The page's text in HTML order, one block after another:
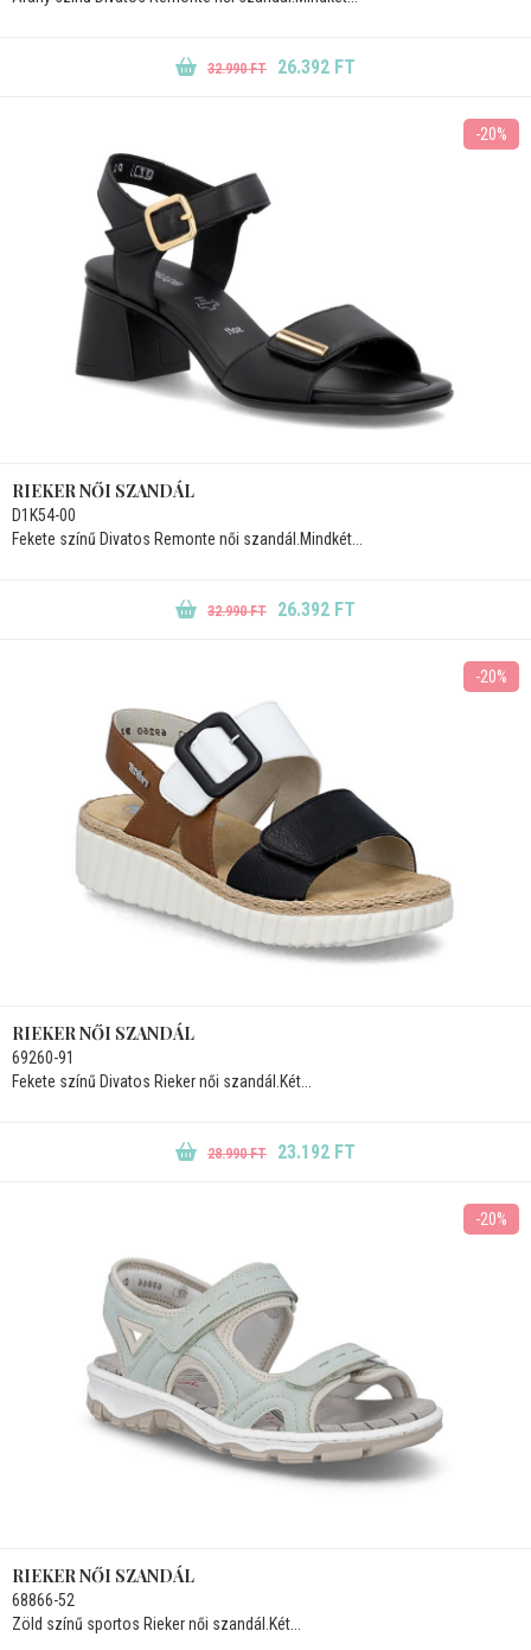
32.990 FT 26.392 FT
-20%
RIEKER NŐI SZANDÁL
D1K54-00
Fekete színű Divatos Remonte női szandál.Mindkét...
32.990 FT 26.392 FT
-20%
RIEKER NŐI SZANDÁL
69260-91
Fekete színű Divatos Rieker női szandál.Két...
28.990 FT 23.192 FT
-20%
RIEKER NŐI SZANDÁL
68866-52
Zöld színű sportos Rieker női szandál.Két...